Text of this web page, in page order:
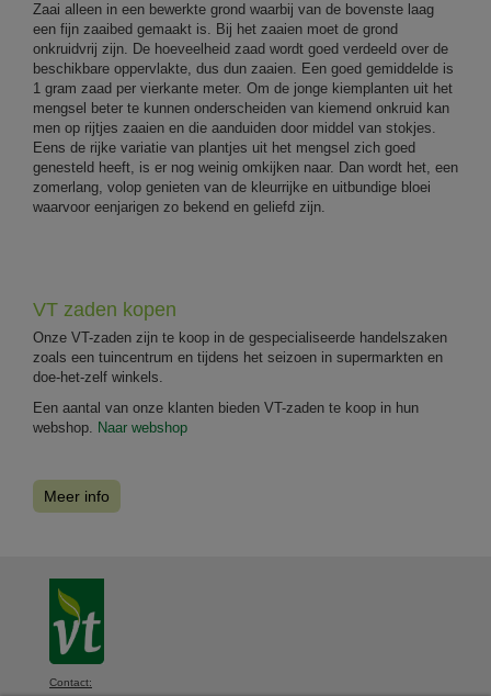
Zaai alleen in een bewerkte grond waarbij van de bovenste laag
een fijn zaaibed gemaakt is. Bij het zaaien moet de grond
onkruidvrij zijn. De hoeveelheid zaad wordt goed verdeeld over de
beschikbare oppervlakte, dus dun zaaien. Een goed gemiddelde is
1 gram zaad per vierkante meter. Om de jonge kiemplanten uit het
mengsel beter te kunnen onderscheiden van kiemend onkruid kan
men op rijtjes zaaien en die aanduiden door middel van stokjes.
Eens de rijke variatie van plantjes uit het mengsel zich goed
genesteld heeft, is er nog weinig omkijken naar. Dan wordt het, een
zomerlang, volop genieten van de kleurrijke en uitbundige bloei
waarvoor eenjarigen zo bekend en geliefd zijn.
VT zaden kopen
Onze VT-zaden zijn te koop in de gespecialiseerde handelszaken
zoals een tuincentrum en tijdens het seizoen in supermarkten en
doe-het-zelf winkels.
Een aantal van onze klanten bieden VT-zaden te koop in hun
webshop. Naar webshop
Meer info
Contact: